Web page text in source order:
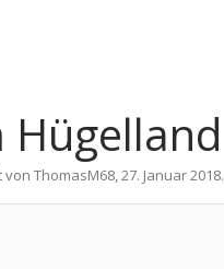
Hügelland
von ThomasM68,27. Januar 2018.